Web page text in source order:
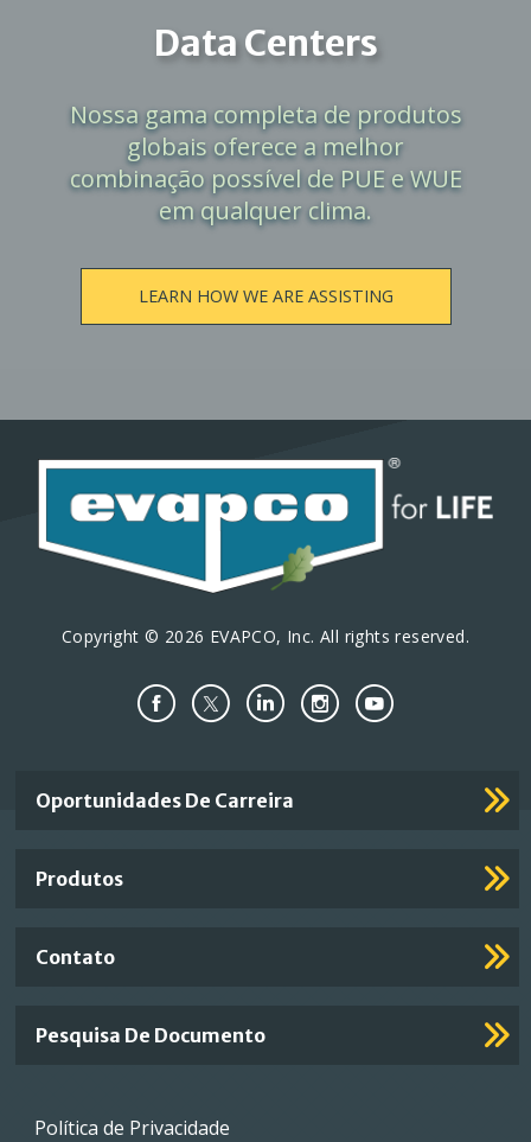
Data Centers
Nossa gama completa de produtos
globais oferece a melhor
combinação possível de PUE e WUE
em qualquer clima.
LEARN HOW WE ARE ASSISTING
Copyright © 2026 EVAPCO, Inc. All rights reserved.
Important
Footer
Oportunidades De Carreira
Produtos
Contato
Pesquisa De Documento
Footer
Política de Privacidade